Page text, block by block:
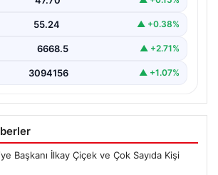
55.24 ▲ +0.38%
6668.5 ▲ +2.71%
3094156 ▲ +1.07%
Başkanı İlkay Çiçek ve Çok Sayıda Kişi